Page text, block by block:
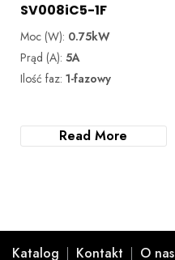
SV008iC5-1F
Moc (W): 0.75kW
Prąd (A): 5A
Ilość faz: 1-fazowy
Read More
Katalog Kontakt O nas